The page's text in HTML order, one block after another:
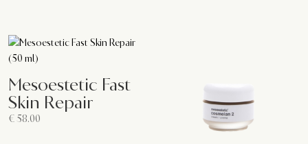
Mesoestetic Fast
Skin Repair
€ 58.00